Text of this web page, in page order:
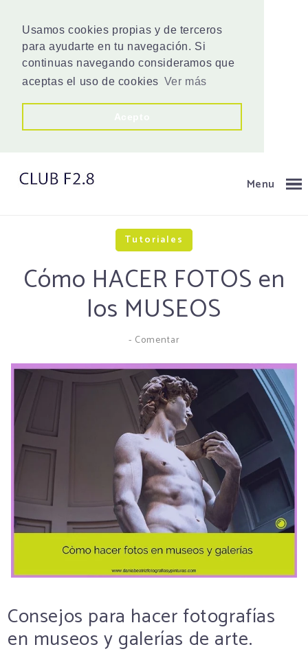
Usamos cookies propias y de terceros
para ayudarte en tu navegación. Si
continuas navegando consideramos que
aceptas el uso de cookies Ver más
Menu
Tutoriales
Cómo HACER FOTOS en
los MUSEOS
- Comentar
Consejos para hacer fotografías
en museos y galerías de arte.